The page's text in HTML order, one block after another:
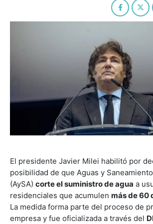
El presidente Javier Milei habilitó por
posibilidad de que Aguas y
(AySA) corte el suministro de agua a
residenciales que acumulen más de 60
La medida forma parte del proceso de
empresa y fue oficializada a través del